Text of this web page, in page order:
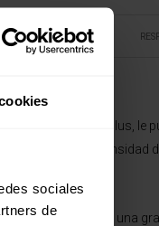
sociales
de
Suprem y Nube plus, le
con una alta densidad
que le aportaran una